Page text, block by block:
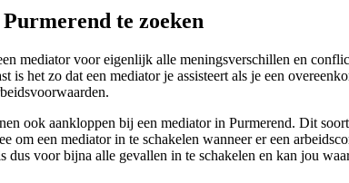
te zoeken
mediator voor eigenlijk alle meningsverschillen en
het zo dat een mediator je assisteert als je een
ook aankloppen bij een mediator in Purmerend. Dit
een mediator in te schakelen wanneer er een
dus voor bijna alle gevallen in te schakelen en kan jou